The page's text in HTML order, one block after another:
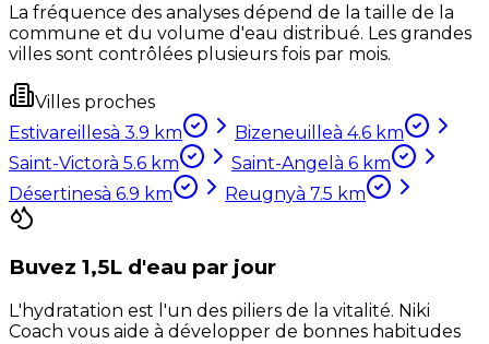
La fréquence des analyses dépend de la taille de la
commune et du volume d'eau distribué. Les grandes
villes sont contrôlées plusieurs fois par mois.
Villes proches
Estivareillesà 3.9 km Bizeneuilleà 4.6 km
Saint-Victorà 5.6 km Saint-Angel à 6 km
Désertinesà 6.9 km Reugnyà 7.5 km
Buvez 1,5L d'eau par jour
L'hydratation est l'un des piliers de la vitalité. Niki
Coach vous aide à développer de bonnes habitudes